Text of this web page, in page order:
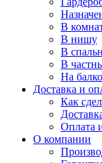
В
В нишу
В
В
На
Доставка и
Как
Оплата
О компании